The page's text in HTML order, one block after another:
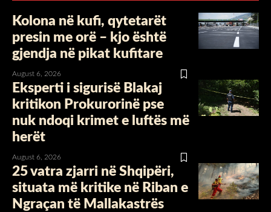
Kolona në kufi, qytetarët
presin me orë – kjo është
gjendja në pikat kufitare
August 6, 2026
Eksperti i sigurisë Blakaj
kritikon Prokurorinë pse
nuk ndoqi krimet e luftës më
herët
August 6, 2026
25 vatra zjarri në Shqipëri,
situata më kritike në Riban e
Ngraçan të Mallakastrës